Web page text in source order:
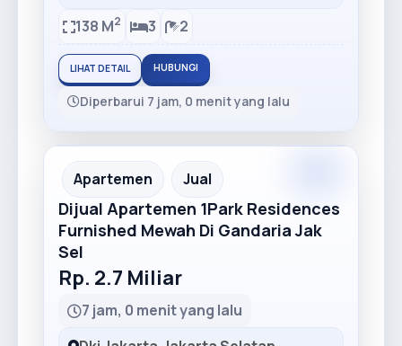
138 M2 3 2
LIHAT DETAIL HUBUNGI
Diperbarui 7 jam, 0 menit yang lalu
Recommended
Apartemen Jual
Dijual Apartemen 1Park Residences
Furnished Mewah Di Gandaria Jak
Sel
Rp. 2.7 Miliar
7 jam, 0 menit yang lalu